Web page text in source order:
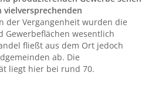
vielversprechenden
der Vergangenheit wurden die
Gewerbeflächen wesentlich
fließt aus dem Ort jedoch
ab. Die
liegt hier bei rund 70.